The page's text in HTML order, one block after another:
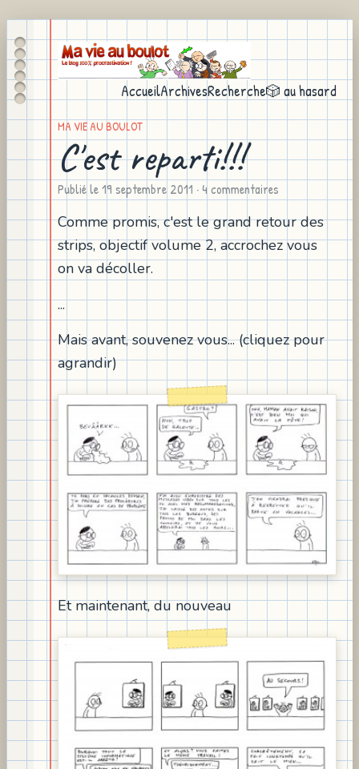
AccueilArchivesRecherche🎲 au hasard
MA VIE AU BOULOT
C'est reparti!!!
Publié le19 septembre 2011 · 4 commentaires
Comme promis, c'est le grand retour des
strips, objectif volume 2, accrochez vous
on va décoller.
...
Mais avant, souvenez vous... (cliquez pour
agrandir)
Et maintenant, du nouveau